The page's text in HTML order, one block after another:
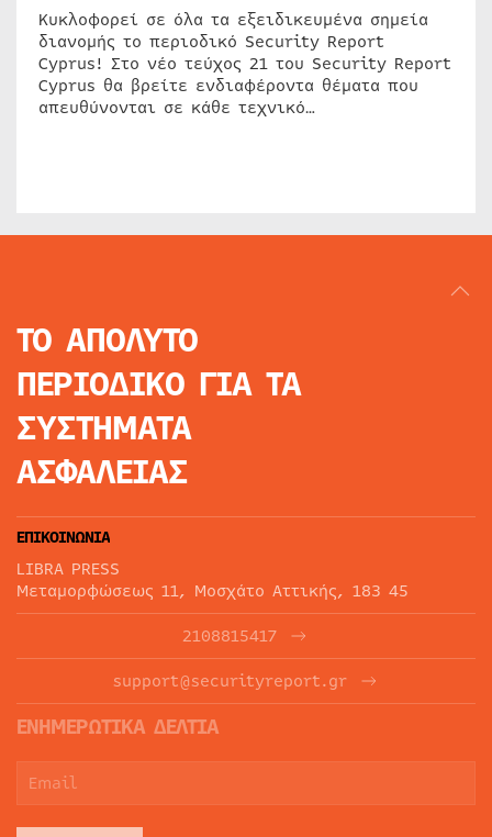
Κυκλοφορεί σε όλα τα εξειδικευμένα σημεία
διανομής το περιοδικό Security Report
Cyprus! Στο νέο τεύχος 21 του Security Report
Cyprus θα βρείτε ενδιαφέροντα θέματα που
απευθύνονται σε κάθε τεχνικό…
ΤΟ ΑΠΟΛΥΤΟ
ΠΕΡΙΟΔΙΚΟ ΓΙΑ ΤΑ
ΣΥΣΤΗΜΑΤΑ
ΑΣΦΑΛΕΙΑΣ
ΕΠΙΚΟΙΝΩΝΙΑ
LIBRA PRESS
Μεταμορφώσεως 11, Μοσχάτο Αττικής, 183 45
2108815417
support@securityreport.gr
ΕΝΗΜΕΡΩΤΙΚΑ ΔΕΛΤΙΑ